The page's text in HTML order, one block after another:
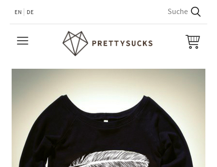
EN DE